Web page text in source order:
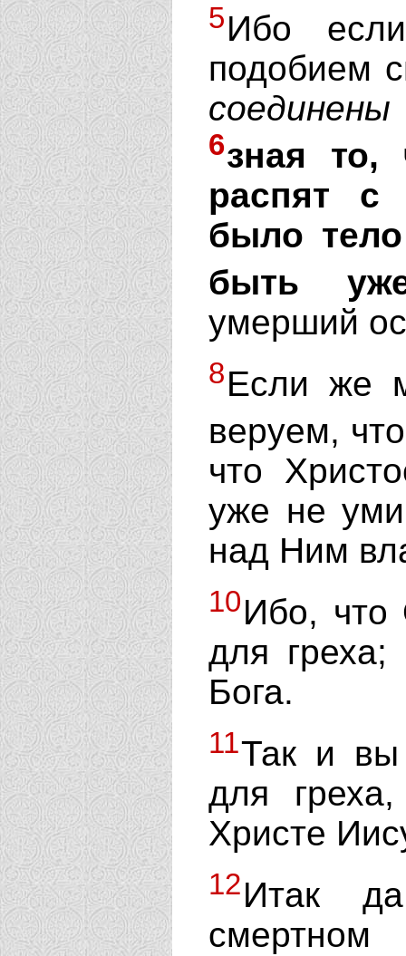
5Ибо
подобием
соединены
6зная то,
распят с
было
быть
умерший
8Если же
веруем,
что
уже не
над Ним
10Ибо,
для
Бога.
11Так и вы
для
Христе
12Итак